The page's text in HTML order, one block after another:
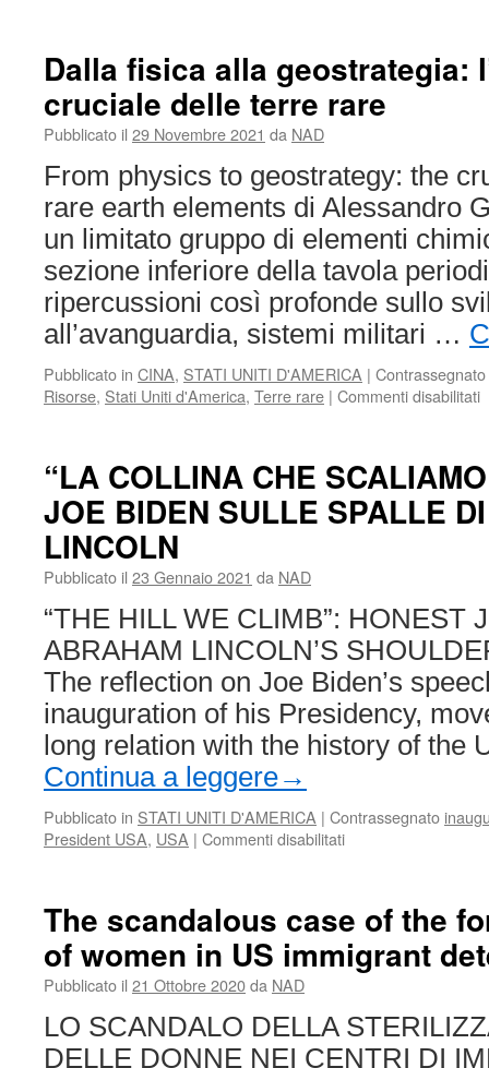
HOW
AFRO-
AMERICANS
GUN
REGULATION
Dalla fisica alla geostrategia:
cruciale delle terre rare
Pubblicato il 29 Novembre 2021 da NAD
From physics to geostrategy: the
rare earth elements di Alessandro
un limitato gruppo di elementi
sezione inferiore della tavola
ripercussioni così profonde sullo
all’avanguardia, sistemi militari …
Pubblicato in CINA, STATI UNITI D'AMERICA | Contrassegnato
Risorse, Stati Uniti d'America, Terre rare | Commenti disabilitati
“LA COLLINA CHE
JOE BIDEN SULLE SPALLE
LINCOLN
Pubblicato il 23 Gennaio 2021 da NAD
“THE HILL WE CLIMB”: HONEST
ABRAHAM LINCOLN’S
The reflection on Joe Biden’s
inauguration of his Presidency,
long relation with the history of the
Continua a leggere→
Pubblicato in STATI UNITI D'AMERICA | Contrassegnato
President USA, USA | Commenti disabilitatisu
SCALIAMO”:
L’ONESTO
JOE
SULLE
SPALLE
DI
The scandalous case of the
of women in US immigrant
Pubblicato il 21 Ottobre 2020da NAD
LO SCANDALO DELLA
DELLE DONNE NEI CENTRI DI